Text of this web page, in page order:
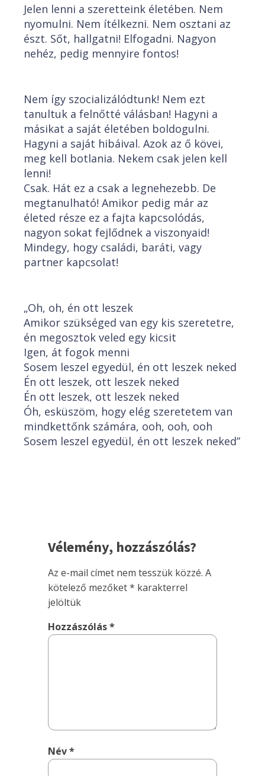
Jelen lenni a szeretteink életében. Nem
nyomulni. Nem ítélkezni. Nem osztani az
észt. Sőt, hallgatni! Elfogadni. Nagyon
nehéz, pedig mennyire fontos!
Nem így szocializálódtunk! Nem ezt
tanultuk a felnőtté válásban! Hagyni a
másikat a saját életében boldogulni.
Hagyni a saját hibáival. Azok az ő kövei,
meg kell botlania. Nekem csak jelen kell
lenni!
Csak. Hát ez a csak a legnehezebb. De
megtanulható! Amikor pedig már az
életed része ez a fajta kapcsolódás,
nagyon sokat fejlődnek a viszonyaid!
Mindegy, hogy családi, baráti, vagy
partner kapcsolat!
„Oh, oh, én ott leszek
Amikor szükséged van egy kis szeretetre,
én megosztok veled egy kicsit
Igen, át fogok menni
Sosem leszel egyedül, én ott leszek neked
Én ott leszek, ott leszek neked
Én ott leszek, ott leszek neked
Óh, esküszöm, hogy elég szeretetem van
mindkettőnk számára, ooh, ooh, ooh
Sosem leszel egyedül, én ott leszek neked”
Vélemény, hozzászólás?
Az e-mail címet nem tesszük közzé. A
kötelező mezőket* karakterrel
jelöltük
Hozzászólás*
Név*